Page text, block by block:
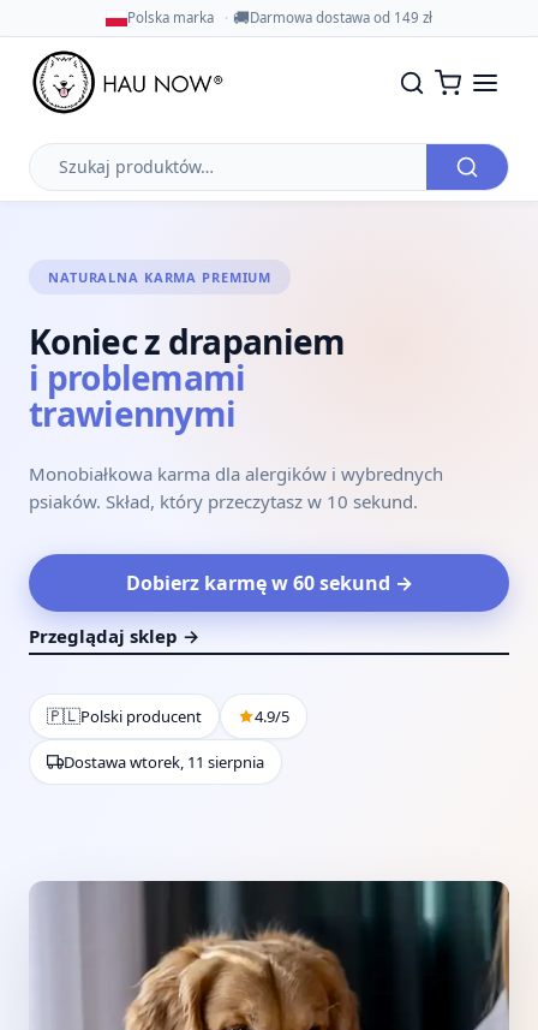
Polska marka 🚚Darmowa dostawa od 149 zł
Szukaj
produktów
NATURALNA KARMA PREMIUM
Koniec z drapaniem
i problemami
trawiennymi
Monobiałkowa karma dla alergików i wybrednych
psiaków. Skład, który przeczytasz w 10 sekund.
Dobierz karmę w 60 sekund →
Przeglądaj sklep →
🇵🇱Polski producent 4.9/5
Dostawa wtorek, 11 sierpnia